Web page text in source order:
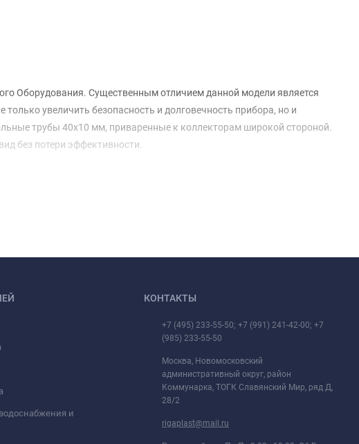
Оборудования. Существенным отличием данной модели является
увеличить безопасность и долговечность прибора, но и
трубы 40х10 мм, приваренные к коллекторам широкой стороной.
без потери эффективности.
и
КОНТАКТЫ
+7 (495) 233-55-50; +7 (991) 241-42-00; +7
(985) 233-55-50
Москва, Новомосковский
административный округ, район
Коммунарка, ТОГК Славянский Мир, ряд Д,
28/2
rigaplast@mail.ru